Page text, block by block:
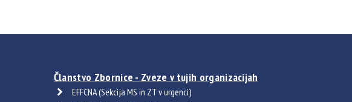
Članstvo Zbornice - Zveze v tujih organizacijah
EFFCNA (Sekcija MS in ZT v urgenci)